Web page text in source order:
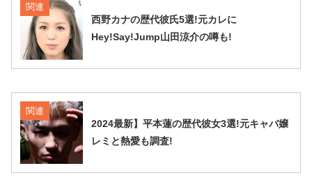
関連
西野カナの歴代彼氏5選!元カレに
Hey!Say!Jump山田涼介の噂も!
関連
2024最新】平本蓮の歴代彼女3選!元キャバ嬢
レミと熱愛も調査!